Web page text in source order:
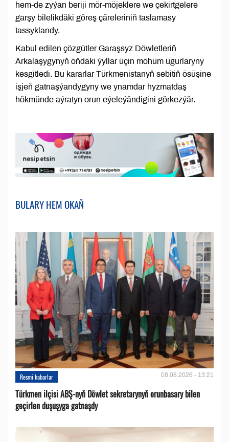
hem-de zyýan beriji mör-möjeklere we çekirtgelere
garşy bilelikdäki göreş çäreleriniň taslamasy
tassyklandy.
Kabul edilen çözgütler Garaşsyz Döwletleriň
Arkalaşygynyň öňdäki ýyllar üçin möhüm ugurlaryny
kesgitledi. Bu kararlar Türkmenistanyň sebitiň ösüşine
işjeň gatnaşýandygyny we ynamdar hyzmatdaş
hökmünde aýratyn orun eýeleýändigini görkezýär.
BULARY HEM OKAŇ
Resmi habarlar 08.08.2026 - 13:21
Türkmen ilçisi ABŞ-nyň Döwlet sekretarynyň orunbasary bilen
geçirlen duşuşyga gatnaşdy